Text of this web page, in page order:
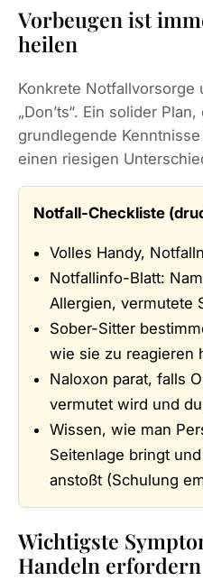
Vorbeugen ist
heilen
Konkrete Notfallvorsorge
„Don’ts“. Ein solider
grundlegende
einen riesigen
Notfall-Checkliste
Volles Handy,
Notfallinfo-Blatt:
Allergien, vermutete
Sober-Sitter
wie sie zu reagieren
Naloxon parat, falls
vermutet wird und
Wissen, wie man
Seitenlage bringt
anstoßt (Schulung
Wichtigste
Handeln erfordern